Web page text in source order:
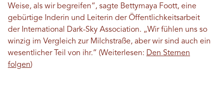
Weise, als wir begreifen“, sagte Bettymaya Foott, eine
gebürtige Inderin und Leiterin der Öffentlichkeitsarbeit
der International Dark-Sky Association. „Wir fühlen uns so
winzig im Vergleich zur Milchstraße, aber wir sind auch ein
wesentlicher Teil von ihr.“ (Weiterlesen: Den Sternen
folgen)